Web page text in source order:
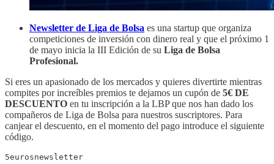
Newsletter de Liga de Bolsa es una startup que organiza
competiciones de inversión con dinero real y que el próximo 1
de mayo inicia la III Edición de su Liga de Bolsa
Profesional.
Si eres un apasionado de los mercados y quieres divertirte mientras
compites por increíbles premios te dejamos un cupón de 5€ DE
DESCUENTO en tu inscripción a la LBP que nos han dado los
compañeros de Liga de Bolsa para nuestros suscriptores. Para
canjear el descuento, en el momento del pago introduce el siguiente
código.
5eurosnewsletter